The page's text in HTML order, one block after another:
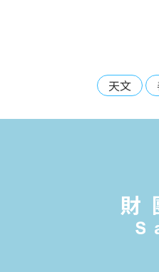
天文